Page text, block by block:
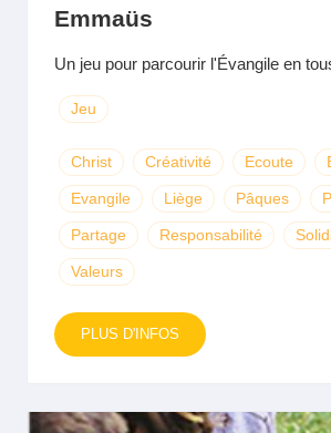
Emmaüs
Un jeu pour parcourir l'Évangile en
Jeu
Christ Créativité Ecoute
Evangile Liège Pâques
Partage Responsabilité
Valeurs
PLUS D'INFOS